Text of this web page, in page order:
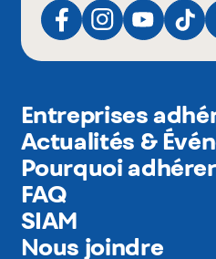
Entreprises
Actualités &
Pourquoi adhérer
FAQ
SIAM
Nous joindre